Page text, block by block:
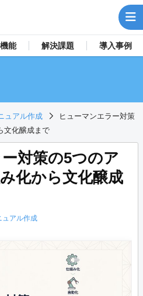
機能 解決課題 導入事例
ュアル作成
ヒューマンエラー対策
文化醸成まで
対策の5つのア
化から文化醸成
ュアル作成